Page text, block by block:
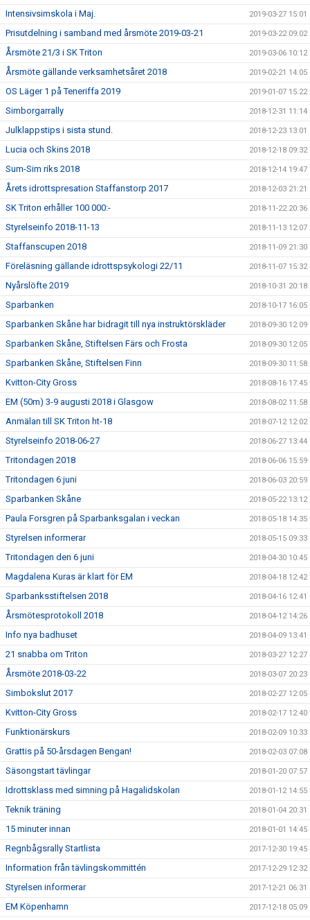
Intensivsimskola i Maj. 2019-03-27 15:01
Prisutdelning i samband med årsmöte 2019-03-21 2019-03-22 09:02
Årsmöte 21/3 i SK Triton 2019-03-06 10:12
Årsmöte gällande verksamhetsåret 2018 2019-02-21 14:05
OS Läger 1 på Teneriffa 2019 2019-01-07 15:22
Simborgarrally 2018-12-31 11:14
Julklappstips i sista stund. 2018-12-23 13:01
Lucia och Skins 2018 2018-12-18 09:32
Sum-Sim riks 2018 2018-12-14 19:47
Årets idrottspresation Staffanstorp 2017 2018-12-03 21:21
SK Triton erhåller 100 000:- 2018-11-22 20:36
Styrelseinfo 2018-11-13 2018-11-13 12:07
Staffanscupen 2018 2018-11-09 21:30
Föreläsning gällande idrottspsykologi 22/11 2018-11-07 15:32
Nyårslöfte 2019 2018-10-31 20:18
Sparbanken 2018-10-17 16:05
Sparbanken Skåne har bidragit till nya instruktörskläder 2018-09-30 12:09
Sparbanken Skåne, Stiftelsen Färs och Frosta 2018-09-30 12:05
Sparbanken Skåne, Stiftelsen Finn 2018-09-30 11:58
Kvitton-City Gross 2018-08-16 17:45
EM (50m) 3-9 augusti 2018 i Glasgow 2018-08-02 11:58
Anmälan till SK Triton ht-18 2018-07-12 12:02
Styrelseinfo 2018-06-27 2018-06-27 13:44
Tritondagen 2018 2018-06-06 15:59
Tritondagen 6:juni 2018-06-03 20:59
Sparbanken Skåne 2018-05-22 13:12
Paula Forsgren på Sparbanksgalan i veckan 2018-05-18 14:35
Styrelsen informerar 2018-05-15 09:33
Tritondagen den 6 juni 2018-04-30 10:45
Magdalena Kuras är klart för EM 2018-04-18 12:42
Sparbanksstiftelsen 2018 2018-04-16 12:41
Årsmötesprotokoll 2018 2018-04-12 14:26
Info nya badhuset 2018-04-09 13:41
21 snabba om Triton 2018-03-27 12:27
Årsmöte 2018-03-22 2018-03-07 20:23
Simbokslut 2017 2018-02-27 12:05
Kvitton-City Gross 2018-02-17 12:40
Funktionärskurs 2018-02-09 10:33
Grattis på 50-årsdagen Bengan! 2018-02-03 07:08
Säsongstart tävlingar 2018-01-20 07:57
Idrottsklass med simning på Hagalidskolan 2018-01-12 14:55
Teknik träning 2018-01-04 20:31
15 minuter innan 2018-01-01 14:45
Regnbågsrally Startlista 2017-12-30 19:45
Information från tävlingskommittén 2017-12-29 12:32
Styrelsen informerar 2017-12-21 06:31
EM Köpenhamn 2017-12-18 05:09